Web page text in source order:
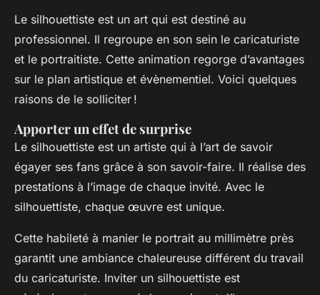
Le silhouettiste est un art qui est destiné au
professionnel. Il regroupe en son sein le caricaturiste
et le portraitiste. Cette animation regorge d’avantages
sur le plan artistique et évènementiel. Voici quelques
raisons de le solliciter !
Apporter un effet de surprise
Le silhouettiste est un artiste qui à l’art de savoir
égayer ses fans grâce à son savoir-faire. Il réalise des
prestations à l’image de chaque invité. Avec le
silhouettiste, chaque œuvre est unique.
Cette habileté à manier le portrait au millimètre près
garantit une ambiance chaleureuse différent du travail
du caricaturiste. Inviter un silhouettiste est